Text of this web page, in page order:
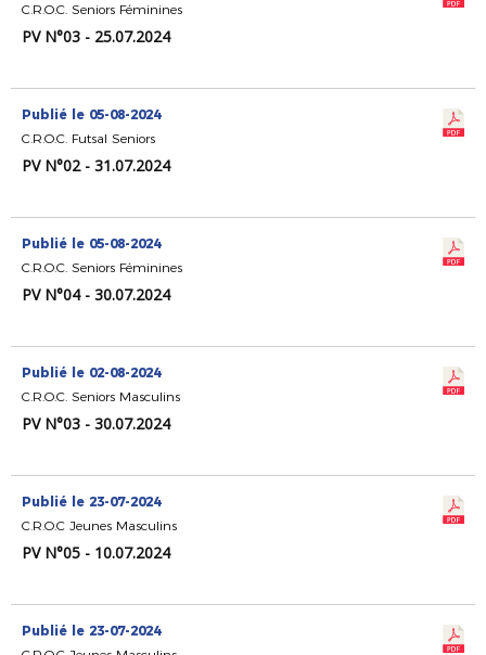
C.R.O.C. Seniors Féminines
PV N°03 - 25.07.2024
Publié le 05-08-2024
C.R.O.C. Futsal Seniors
PV N°02 - 31.07.2024
Publié le 05-08-2024
C.R.O.C. Seniors Féminines
PV N°04 - 30.07.2024
Publié le 02-08-2024
C.R.O.C. Seniors Masculins
PV N°03 - 30.07.2024
Publié le 23-07-2024
C.R.O.C Jeunes Masculins
PV N°05 - 10.07.2024
Publié le 23-07-2024